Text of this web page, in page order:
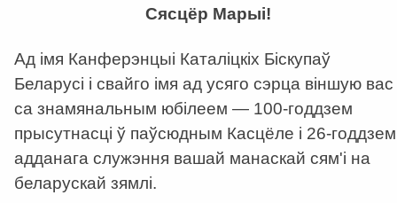
Сясцёр Марыі!
Ад імя Канферэнцыі Каталіцкіх Біскупаў
Беларусі і свайго імя ад усяго сэрца віншую вас
са знамянальным юбілеем — 100-годдзем
прысутнасці ў паўсюдным Касцёле і 26-годдзем
адданага служэння вашай манаскай сям'і на
беларускай зямлі.